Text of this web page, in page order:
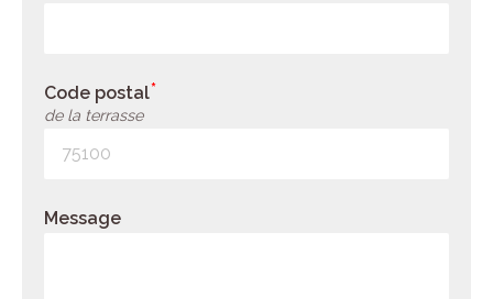
Code postal
de la terrasse
Message